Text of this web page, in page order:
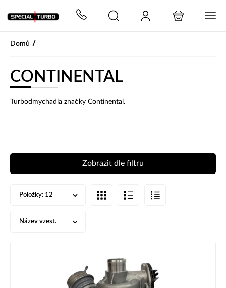
Domů /
CONTINENTAL
Turbodmychadla značky Continental.
Zobrazit dle filtru
Položky: 12
Název vzest.